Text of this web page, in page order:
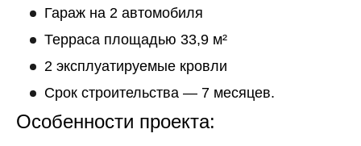
Гараж на 2 автомобиля
Терраса площадью 33,9 м²
2 эксплуатируемые кровли
Срок строительства — 7 месяцев.
Особенности проекта: